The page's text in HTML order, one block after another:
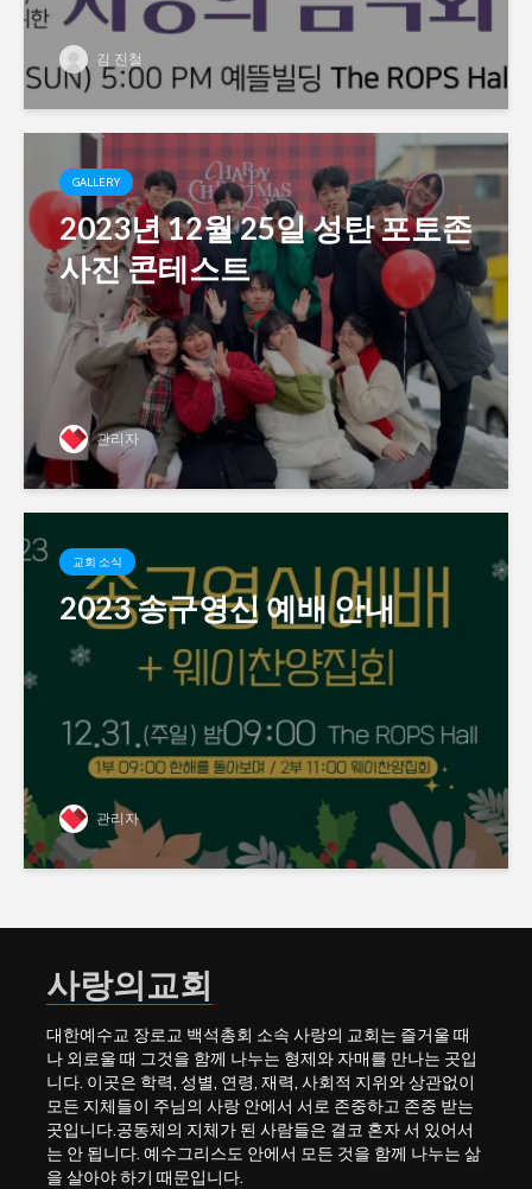
김 진철
GALLERY
2023년 12월 25일 성탄 포토존
사진 콘테스트
관리자
교회 소식
2023 송구영신 예배 안내
관리자
사랑의교회
대한예수교 장로교 백석총회 소속 사랑의 교회는 즐거울 때
나 외로울 때 그것을 함께 나누는 형제와 자매를 만나는 곳입
니다. 이곳은 학력, 성별, 연령, 재력, 사회적 지위와 상관없이
모든 지체들이 주님의 사랑 안에서 서로 존중하고 존중 받는
곳입니다.공동체의 지체가 된 사람들은 결코 혼자 서 있어서
는 안 됩니다. 예수그리스도 안에서 모든 것을 함께 나누는 삶
을 살아야 하기 때문입니다.